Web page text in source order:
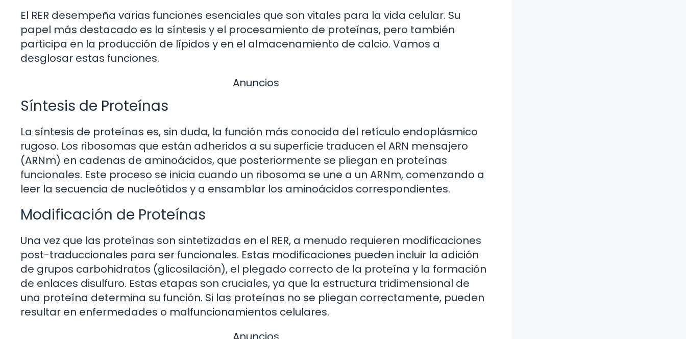
El RER desempeña varias funciones esenciales que son vitales para la vida celular. Su
papel más destacado es la síntesis y el procesamiento de proteínas, pero también
participa en la producción de lípidos y en el almacenamiento de calcio. Vamos a
desglosar estas funciones.
Anuncios
Síntesis de Proteínas
La síntesis de proteínas es, sin duda, la función más conocida del retículo endoplásmico
rugoso. Los ribosomas que están adheridos a su superficie traducen el ARN mensajero
(ARNm) en cadenas de aminoácidos, que posteriormente se pliegan en proteínas
funcionales. Este proceso se inicia cuando un ribosoma se une a un ARNm, comenzando a
leer la secuencia de nucleótidos y a ensamblar los aminoácidos correspondientes.
Modificación de Proteínas
Una vez que las proteínas son sintetizadas en el RER, a menudo requieren modificaciones
post-traduccionales para ser funcionales. Estas modificaciones pueden incluir la adición
de grupos carbohidratos (glicosilación), el plegado correcto de la proteína y la formación
de enlaces disulfuro. Estas etapas son cruciales, ya que la estructura tridimensional de
una proteína determina su función. Si las proteínas no se pliegan correctamente, pueden
resultar en enfermedades o malfuncionamientos celulares.